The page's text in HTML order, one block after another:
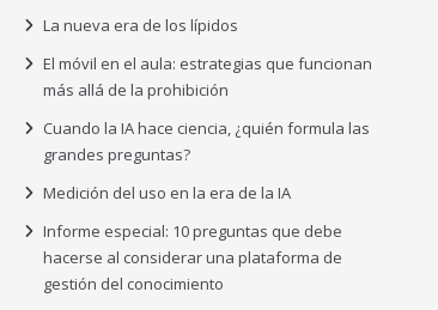
La nueva era de los lípidos
El móvil en el aula: estrategias que funcionan
más allá de la prohibición
Cuando la IA hace ciencia, ¿quién formula las
grandes preguntas?
Medición del uso en la era de la IA
Informe especial: 10 preguntas que debe
hacerse al considerar una plataforma de
gestión del conocimiento